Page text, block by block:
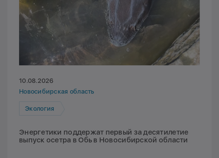
10.08.2026
Новосибирская область
Экология
Энергетики поддержат первый за десятилетие
выпуск осетра в Обь в Новосибирской области